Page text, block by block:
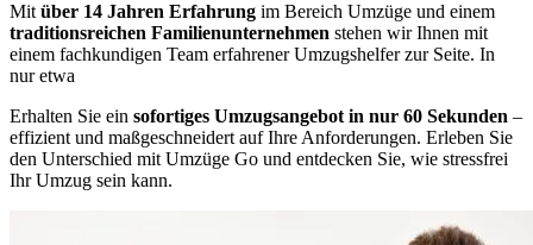
Mit über 14 Jahren Erfahrung im Bereich Umzüge und einem
traditionsreichen Familienunternehmen stehen wir Ihnen mit
einem fachkundigen Team erfahrener Umzugshelfer zur Seite. In
nur etwa
Erhalten Sie ein sofortiges Umzugsangebot in nur 60 Sekunden –
effizient und maßgeschneidert auf Ihre Anforderungen. Erleben Sie
den Unterschied mit Umzüge Go und entdecken Sie, wie stressfrei
Ihr Umzug sein kann.